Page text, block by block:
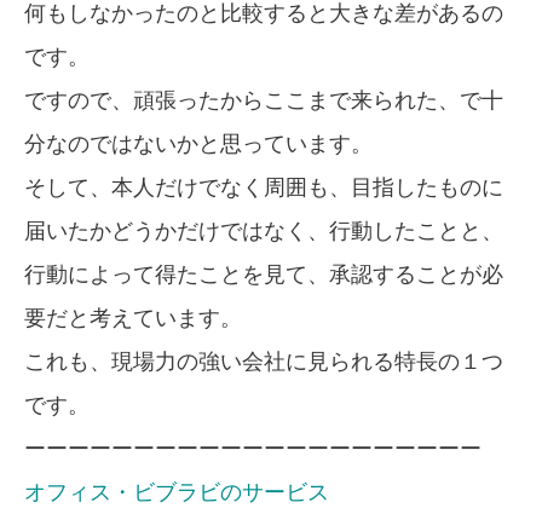
何もしなかったのと比較すると大きな差があるの
です。
ですので、頑張ったからここまで来られた、で十
分なのではないかと思っています。
そして、本人だけでなく周囲も、目指したものに
届いたかどうかだけではなく、行動したことと、
行動によって得たことを見て、承認することが必
要だと考えています。
これも、現場力の強い会社に見られる特長の１つ
です。
ーーーーーーーーーーーーーーーーーーーーー
オフィス・ビブラビのサービス